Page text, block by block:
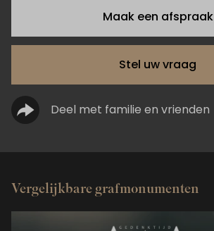
Maak een afspraak
Stel uw vraag
Deel met familie en vrienden
Vergelijkbare grafmonumenten